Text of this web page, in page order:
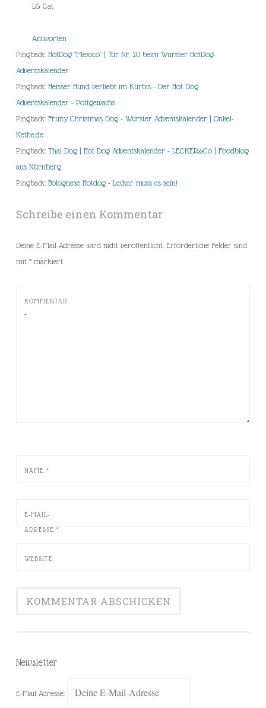
LG Cat
Antworten
Pingback: HotDog "Mexico" | Tür Nr. 20 beim Wurster HotDog
Adventskalender
Pingback: Heisser Hund verliebt im Kürbis - Der Hot Dog
Adventskalender - Pottgewächs
Pingback: Fruity Christmas Dog - Wurster Adventskalender | Onkel-
Kethe.de
Pingback: Thai Dog | Hot Dog Adventskalender - LECKER&Co | Foodblog
aus Nürnberg
Pingback: Bolognese Hotdog - Lecker muss es sein!
Schreibe einen Kommentar
Deine E-Mail-Adresse wird nicht veröffentlicht. Erforderliche Felder sind
mit *markiert
KOMMENTAR
*
NAME *
E-MAIL-
ADRESSE *
WEBSITE
Newsletter
E-Mail-Adresse: